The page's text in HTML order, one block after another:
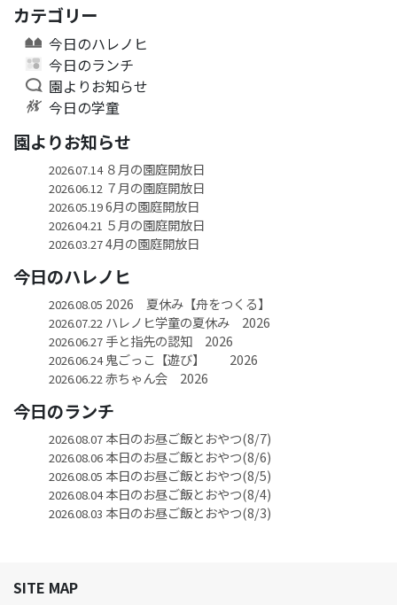
カテゴリー
今日のハレノヒ
今日のランチ
園よりお知らせ
今日の学童
園よりお知らせ
2026.07.14８月の園庭開放日
2026.06.12 ７月の園庭開放日
2026.05.196月の園庭開放日
2026.04.21 ５月の園庭開放日
2026.03.274月の園庭開放日
今日のハレノヒ
2026.08.05 2026 夏休み【舟をつくる】
2026.07.22 ハレノヒ学童の夏休み 2026
2026.06.27手と指先の認知 2026
2026.06.24鬼ごっこ【遊び】 2026
2026.06.22赤ちゃん会 2026
今日のランチ
2026.08.07本日のお昼ご飯とおやつ(8/7)
2026.08.06本日のお昼ご飯とおやつ(8/6)
2026.08.05 本日のお昼ご飯とおやつ(8/5)
2026.08.04本日のお昼ご飯とおやつ(8/4)
2026.08.03 本日のお昼ご飯とおやつ(8/3)
SITE MAP